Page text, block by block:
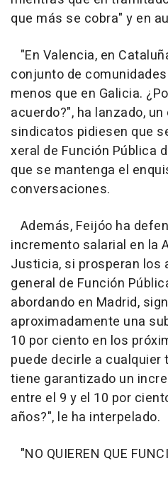
que más se cobra" y en
"En Valencia, en
conjunto de
menos que en Galicia.
acuerdo?", ha lanzado,
sindicatos pidiesen que
xeral de Función Pública
que se mantenga el
conversaciones.
Además, Feijóo ha
incremento salarial en la
Justicia, si prosperan los
general de Función
abordando en Madrid,
aproximadamente una
10 por ciento en los
puede decirle a cualquier
tiene garantizado un
entre el 9 y el 10 por
años?", le ha interpelado.
"NO QUIEREN QUE